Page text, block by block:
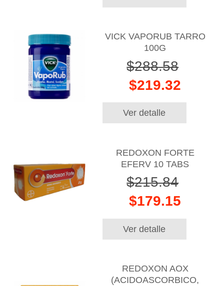
VICK VAPORUB TARRO
100G
$288.58
$219.32
Ver detalle
REDOXON FORTE
EFERV 10 TABS
$215.84
$179.15
Ver detalle
REDOXON AOX
(ACIDOASCORBICO,